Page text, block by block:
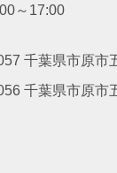
～17:00
千葉県市原市
千葉県市原市